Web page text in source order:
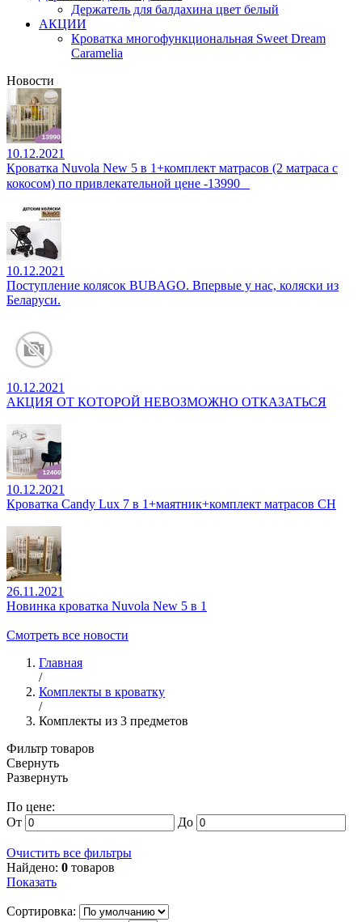
Держатель для балдахина цвет белый
АКЦИИ
Кроватка многофункциональная Sweet Dream
Caramelia
Новости
10.12.2021
Кроватка Nuvola New 5 в 1+комплект матрасов (2 матраса с
кокосом) по привлекательной цене -13990⠀
10.12.2021
Поступление колясок BUBAGO. Впервые у нас, коляски из
Беларуси.
10.12.2021
АКЦИЯ ОТ КОТОРОЙ НЕВОЗМОЖНО ОТКАЗАТЬСЯ
10.12.2021
Кроватка Candy Lux 7 в 1+маятник+комплект матрасов CH
26.11.2021
Новинка кроватка Nuvola New 5 в 1
Смотреть все новости
Главная
/
Комплекты в кроватку
/
Комплекты из 3 предметов
Фильтр товаров
Свернуть
Развернуть
По цене:
От
До
Очистить все фильтры
Найдено: 0 товаров
Показать
Сортировка: